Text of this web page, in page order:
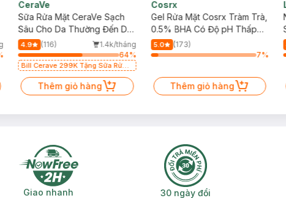
CeraVe
Sữa Rửa Mặt CeraVe Sạch
Sâu Cho Da Thường Đến Da
Dầu 473ml
4.9 (116)
1.4k/tháng
64%
Bill Cerave 299K Tặng Sữa Rửa
Thêm giỏ hàng
Cosrx
Gel Rửa Mặt Cosrx Tràm Trà,
0.5% BHA Có Độ pH Thấp
150ml
5.0
(173)
7%
Thêm giỏ hàng
hàng Giao nhanh miễn phí 2H
Giao nhanh
30 ngày đổi trả miễn
30 ngày đổi